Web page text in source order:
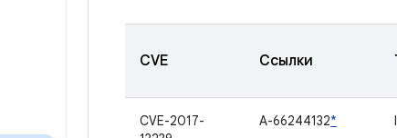
CVE Ссылки
CVE-2017-
A-66244132*